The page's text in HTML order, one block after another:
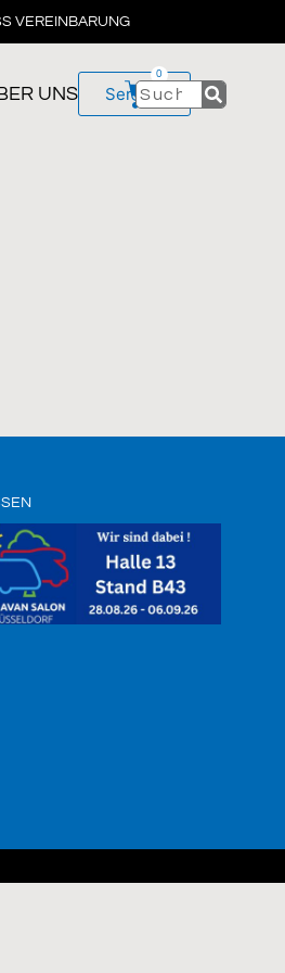
VEREINBARUNG
UNS Service
0